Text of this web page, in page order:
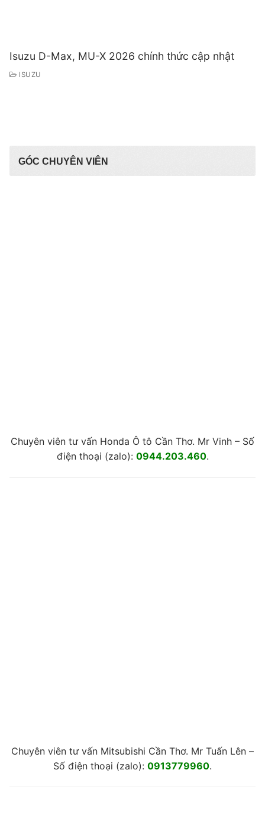
Isuzu D-Max, MU-X 2026 chính thức cập nhật
ISUZU
GÓC CHUYÊN VIÊN
Chuyên viên tư vấn Honda Ô tô Cần Thơ. Mr Vinh – Số
điện thoại (zalo): 0944.203.460.
Chuyên viên tư vấn Mitsubishi Cần Thơ. Mr Tuấn Lên –
Số điện thoại (zalo): 0913779960.